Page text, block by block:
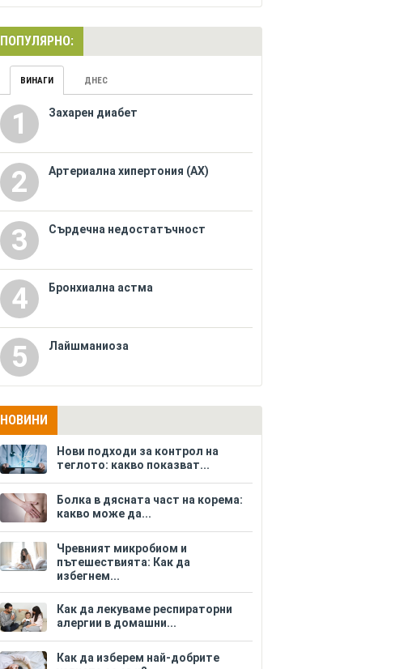
ПОПУЛЯРНО:
ВИНАГИ ДНЕС
1 Захарен диабет
2 Артериална хипертония (АХ)
3 Сърдечна недостатъчност
4 Бронхиална астма
5 Лайшманиоза
НОВИНИ
Нови подходи за контрол на
теглото: какво показват...
Болка в дясната част на корема:
какво може да...
Чревният микробиом и
пътешествията: Как да
избегнем...
Как да лекуваме респираторни
алергии в домашни...
Как да изберем най-добрите